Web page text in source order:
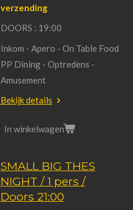
verzending
DOORS : 19:00
Inkom - Apero - On Table Food
PP Dining - Optredens -
Amusement
Bekijk details
In winkelwagen
SMALL BIG THES
NIGHT / 1 pers /
Doors 21:00